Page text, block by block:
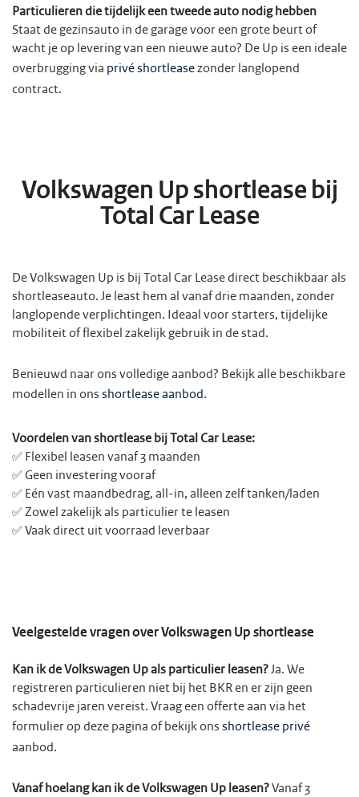
Particulieren die tijdelijk een tweede auto nodig hebben
Staat de gezinsauto in de garage voor een grote beurt of
wacht je op levering van een nieuwe auto? De Up is een ideale
overbrugging via privé shortlease zonder langlopend
contract.
Volkswagen Up shortlease bij
Total Car Lease
De Volkswagen Up is bij Total Car Lease direct beschikbaar als
shortleaseauto. Je least hem al vanaf drie maanden, zonder
langlopende verplichtingen. Ideaal voor starters, tijdelijke
mobiliteit of flexibel zakelijk gebruik in de stad.
Benieuwd naar ons volledige aanbod? Bekijk alle beschikbare
modellen in ons shortlease aanbod .
Voordelen van shortlease bij Total Car Lease:
✅ Flexibel leasen vanaf 3 maanden
✅ Geen investering vooraf
✅ Eén vast maandbedrag, all-in, alleen zelf tanken/laden
✅ Zowel zakelijk als particulier te leasen
✅ Vaak direct uit voorraad leverbaar
Veelgestelde vragen over Volkswagen Up shortlease
Kan ik de Volkswagen Up als particulier leasen? Ja. We
registreren particulieren niet bij het BKR en er zijn geen
schadevrije jaren vereist. Vraag een offerte aan via het
formulier op deze pagina of bekijk ons shortlease privé
aanbod.
Vanaf hoelang kan ik de Volkswagen Up leasen? Vanaf 3